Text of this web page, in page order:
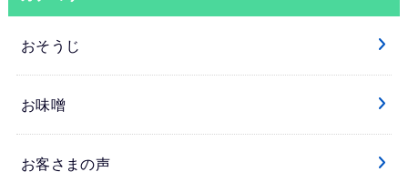
おそうじ
お味噌
お客さまの声